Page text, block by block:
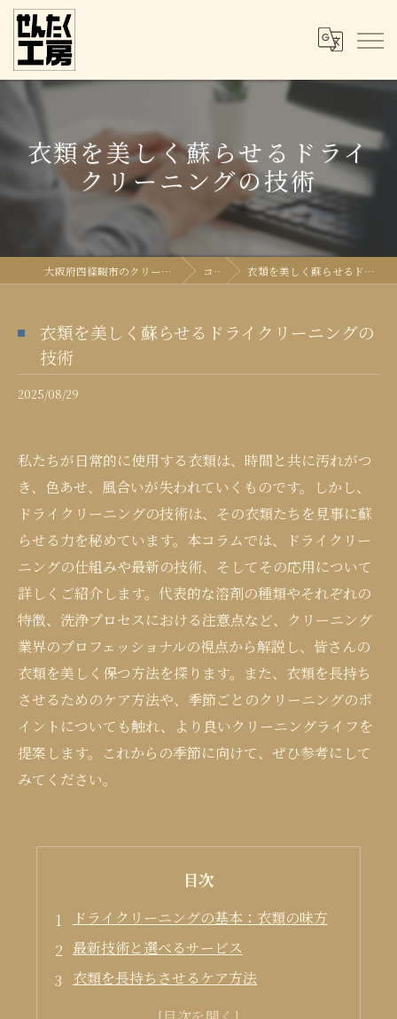
衣類を美しく蘇らせるドライ
クリーニングの技術
大阪府四條畷市のクリーニングならせんたく工房 コラム 衣類を美しく蘇らせるドライクリーニングの技術
衣類を美しく蘇らせるドライクリーニングの
技術
2025/08/29
私たちが日常的に使用する衣類は、時間と共に汚れがつ
き、色あせ、風合いが失われていくものです。しかし、
ドライクリーニングの技術は、その衣類たちを見事に蘇
らせる力を秘めています。本コラムでは、ドライクリー
ニングの仕組みや最新の技術、そしてその応用について
詳しくご紹介します。代表的な溶剤の種類やそれぞれの
特徴、洗浄プロセスにおける注意点など、クリーニング
業界のプロフェッショナルの視点から解説し、皆さんの
衣類を美しく保つ方法を探ります。また、衣類を長持ち
させるためのケア方法や、季節ごとのクリーニングのポ
イントについても触れ、より良いクリーニングライフを
提案します。これからの季節に向けて、ぜひ参考にして
みてください。
目次
ドライクリーニングの基本：衣類の味方
最新技術と選べるサービス
衣類を長持ちさせるケア方法
季節ごとのクリーニングのポイント